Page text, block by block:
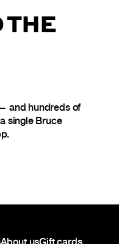
THE
and hundreds of
single Bruce